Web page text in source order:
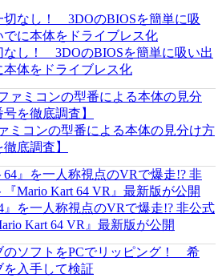
なし！ 3DOのBIOSを簡単に吸い出
体をドライブレス化
ミコンの型番による本体の見分け方
底調査】
』を一人称視点のVRで爆走!? 非公式
Kart 64 VR』最新版が公開